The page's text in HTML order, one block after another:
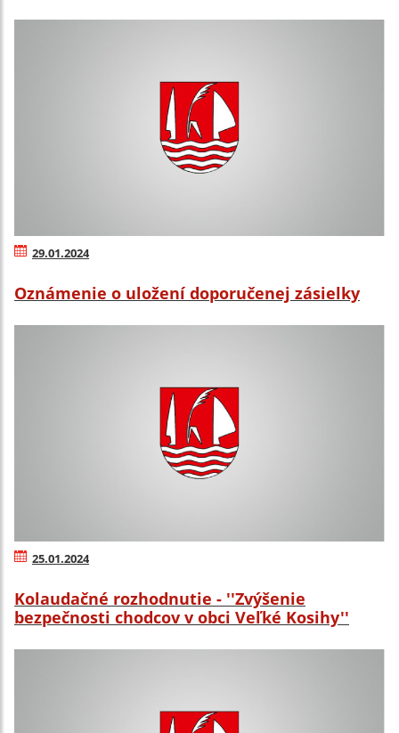
29.01.2024
Oznámenie o uložení doporučenej zásielky
25.01.2024
Kolaudačné rozhodnutie - ''Zvýšenie
bezpečnosti chodcov v obci Veľké Kosihy''